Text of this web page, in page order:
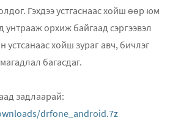
Гэхдээ устгаснаас хойш өөр юм
унтрааж орхиж байгаад сэргээвэл
устсанаас хойш зураг авч, бичлэг
багасдаг.
задлаарай:
drfone_android.7z